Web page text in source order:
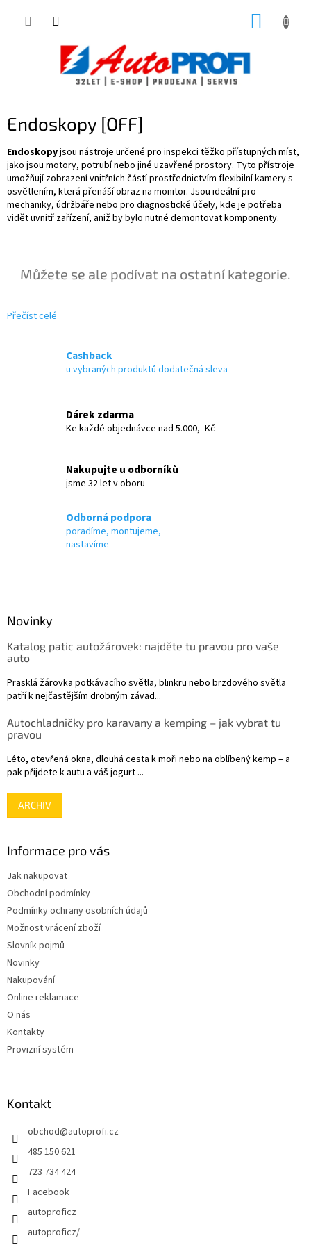
Endoskopy [OFF]
Endoskopyjsou nástroje určené pro inspekci těžko přístupných míst,
jako jsou motory, potrubí nebo jiné uzavřené prostory. Tyto přístroje
umožňují zobrazení vnitřních částí prostřednictvím flexibilní kamery s
osvětlením, která přenáší obraz na monitor. Jsou ideální pro
mechaniky, údržbáře nebo pro diagnostické účely, kde je potřeba
vidět uvnitř zařízení, aniž by bylo nutné demontovat komponenty.
Můžete se ale podívat na ostatní kategorie.
Přečíst celé
Cashback
u vybraných produktů dodatečná sleva
Dárek zdarma
Ke každé objednávce nad 5.000,- Kč
Nakupujte u odborníků
jsme 32 let v oboru
Odborná podpora
poradíme, montujeme,
nastavíme
Novinky
Katalog patic autožárovek: najděte tu pravou pro vaše
auto
Prasklá žárovka potkávacího světla, blinkru nebo brzdového světla
patří k nejčastějším drobným závad...
Autochladničky pro karavany a kemping – jak vybrat tu
pravou
Léto, otevřená okna, dlouhá cesta k moři nebo na oblíbený kemp – a
pak přijdete k autu a váš jogurt ...
ARCHIV
Informace pro vás
Jak nakupovat
Obchodní podmínky
Podmínky ochrany osobních údajů
Možnost vrácení zboží
Slovník pojmů
Novinky
Nakupování
Online reklamace
O nás
Kontakty
Provizní systém
Kontakt
obchod@autoprofi.cz
485 150 621
723 734 424
Facebook
autoproficz
autoproficz/